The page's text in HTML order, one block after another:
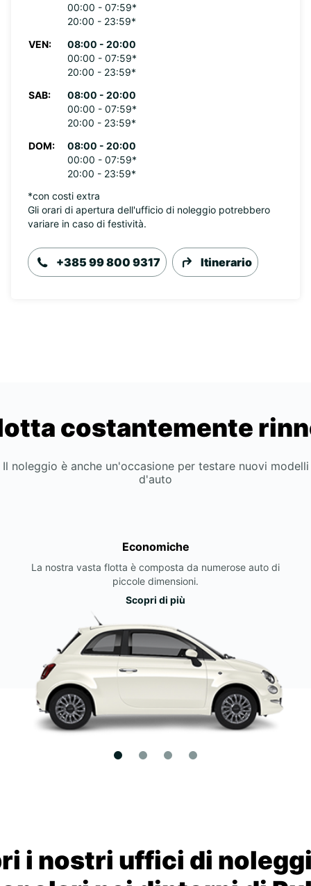
00:00 - 07:59*
20:00 - 23:59*
VEN:
08:00 - 20:00
00:00 - 07:59*
20:00 - 23:59*
SAB:
08:00 - 20:00
00:00 - 07:59*
20:00 - 23:59*
DOM:
08:00 - 20:00
00:00 - 07:59*
20:00 - 23:59*
*con costi extra
Gli orari di apertura dell'ufficio di noleggio potrebbero
variare in caso di festività.
+385 99 800 9317 Itinerario
costantemente
Il noleggio è anche un'occasione per testare nuovi modelli
d'auto
Economiche
La nostra vasta flotta è composta da numerose auto di
piccole dimensioni.
Scopri di più
i nostri uffici di